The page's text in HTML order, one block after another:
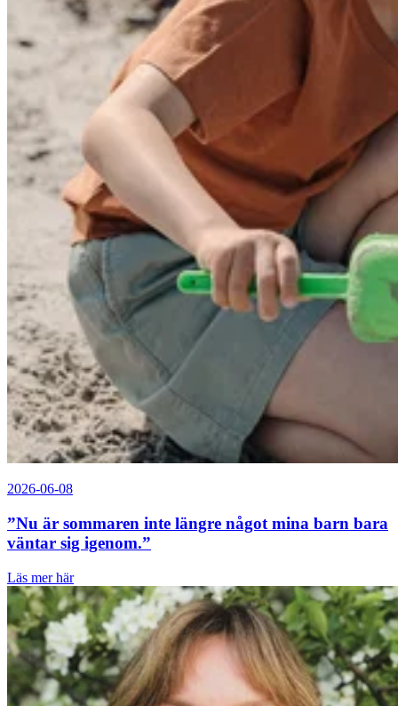
2026-06-08
”Nu är sommaren inte längre något mina barn bara
väntar sig igenom.”
Läs mer här